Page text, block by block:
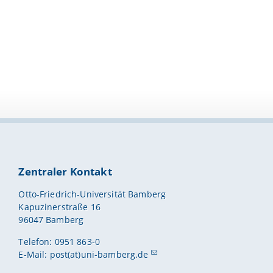
der Fernsehserie »Lindenstraße«. In: Medien
Nitsch und Christiane Eilders)
Universität Dresden (50). S. 40 — 46.
aus schematheoretischer Perspektive. In: Rundfunk
Gehrau)
Zentraler Kontakt
Otto-Friedrich-Universität Bamberg
Kapuzinerstraße 16
96047 Bamberg
Telefon: 0951 863-0
E-Mail: post(at)uni-bamberg.de